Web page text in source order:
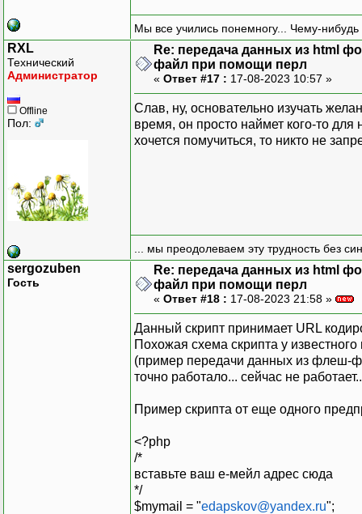
Мы все учились понемногу... Чему-нибудь
RXL
Технический
Администратор
Offline
Пол:
Re: передача данных из html
файл при помощи перл
« Ответ #17 : 17-08-2023 10:57 »
Слав, ну, основательно изучать
время, он просто наймет кого-то
хочется помучиться, то никто не
... мы преодолеваем эту трудность без
sergozuben
Гость
Re: передача данных из html
файл при помощи перл
« Ответ #18 : 17-08-2023 21:58 »
Данный скрипт принимает URL
Похожая схема скрипта у
(пример передачи данных из флеш-
точно работало... сейчас не
Пример скрипта от еще одного
<?php
/*
вставьте ваш е-мейл адрес сюда
*/
$mymail = "edapskov@yandex.ru";